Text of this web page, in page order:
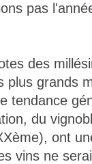
pas
des
plus grands
tendance
du
ont
vins ne